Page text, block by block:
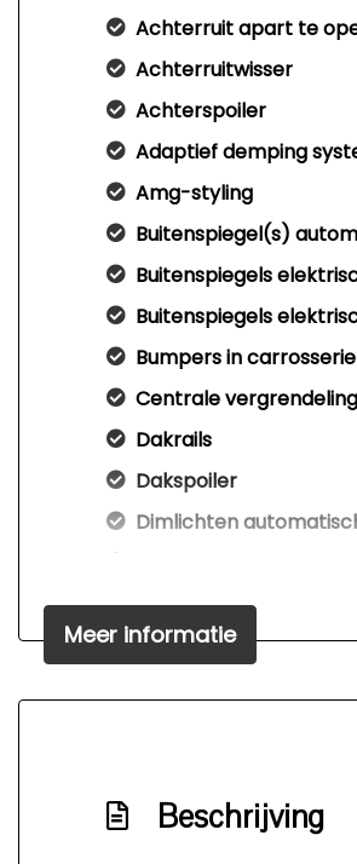
Achterruit apart te
Achterruitwisser
Achterspoiler
Adaptief demping
Amg-styling
Buitenspiegel(s)
Buitenspiegels
Buitenspiegels
Bumpers in
Centrale
Dakrails
Dakspoiler
Dimlichten
Elektrische achterklep
Elektrische
Led koplampen
Meer informatie
Beschrijving